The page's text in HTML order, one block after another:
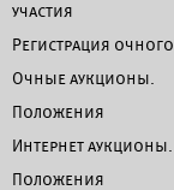
участия
Регистрация
Очные аукционы.
Положения
Интернет аукционы.
Положения